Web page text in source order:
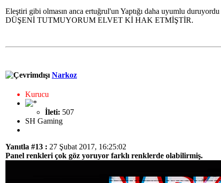
Eleştiri gibi olmasın anca ertuğrul'un Yaptığı daha uyumlu duruyordu
DÜŞENİ TUTMUYORUM ELVET Kİ HAK ETMİŞTİR.
Narkoz
Kurucu
İleti: 507
SH Gaming
Yanıtla #13 : 27 Şubat 2017, 16:25:02
Panel renkleri çok göz yoruyor farklı renklerde olabilirmiş.